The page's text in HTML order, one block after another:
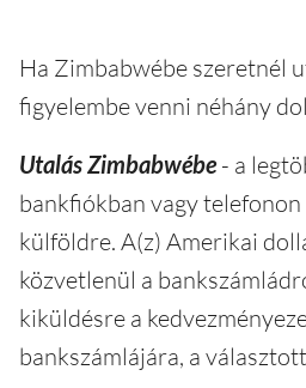
Ha Zimbabwébe szeretnél
figyelembe venni néhány
Utalás Zimbabwébe- a
bankfiókban vagy
külföldre. A(z) Amerikai
közvetlenül a
kiküldésre a
bankszámlájára, a